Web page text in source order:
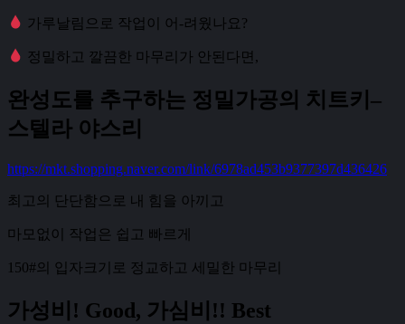
가루날림으로 작업이 어-려웠나요?
정밀하고 깔끔한 마무리가 안된다면,
완성도를 추구하는 정밀가공의 치트키–
스텔라 야스리
https://mkt.shopping.naver.com/link/6978ad453b9377397d436426
최고의 단단함으로 내 힘을 아끼고
마모없이 작업은 쉽고 빠르게
150#의 입자크기로 정교하고 세밀한 마무리
가성비! Good, 가심비!! Best